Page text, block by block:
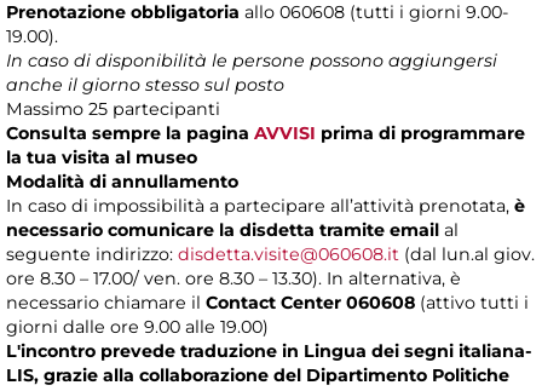
Prenotazione obbligatoria allo 060608 (tutti i giorni 9.00-
19.00).
In caso di disponibilità le persone possono aggiungersi
anche il giorno stesso sul posto
Massimo 25 partecipanti
Consulta sempre la pagina AVVISI prima di programmare
la tua visita al museo
Modalità di annullamento
In caso di impossibilità a partecipare all’attività prenotata, è
necessario comunicare la disdetta tramite email al
seguente indirizzo: disdetta.visite@060608.it (dal lun.al giov.
ore 8.30 – 17.00/ ven. ore 8.30 – 13.30). In alternativa, è
necessario chiamare il Contact Center 060608 (attivo tutti i
giorni dalle ore 9.00 alle 19.00)
L'incontro prevede traduzione in Lingua dei segni italiana-
LIS, grazie alla collaborazione del Dipartimento Politiche